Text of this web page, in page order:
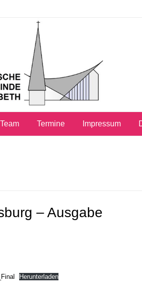
Termine Impressum
– Ausgabe
Herunterladen